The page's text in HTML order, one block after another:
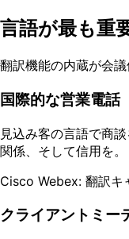
言語が最も重
翻訳機能の内蔵が会議
国際的な営業電話
見込み客の言語で商
関係、そして信用を。
Cisco Webex: 翻訳キ
クライアントミー